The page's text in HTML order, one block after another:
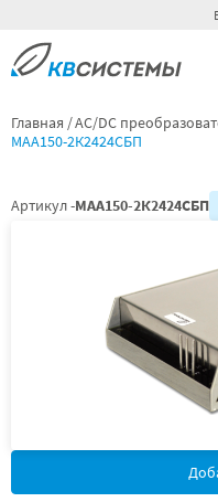
Главная AC/DC
МАА150-2К2424СБП
Артикул -МАА150-2К2424СБП